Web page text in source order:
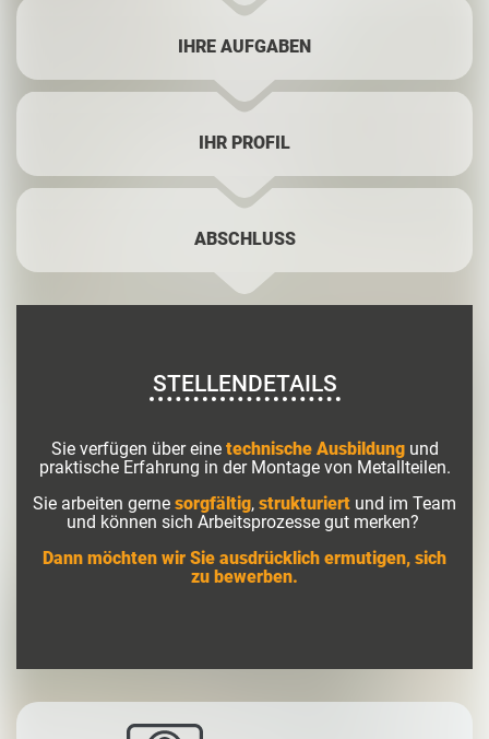
IHRE AUFGABEN
IHR PROFIL
ABSCHLUSS
STELLENDETAILS
Sie verfügen über eine technische Ausbildung und
praktische Erfahrung in der Montage von Metallteilen.
Sie arbeiten gerne sorgfältig, strukturiert und im Team
und können sich Arbeitsprozesse gut merken?
Dann möchten wir Sie ausdrücklich ermutigen, sich
zu bewerben.